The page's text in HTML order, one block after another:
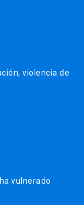
violencia de
vulnerado